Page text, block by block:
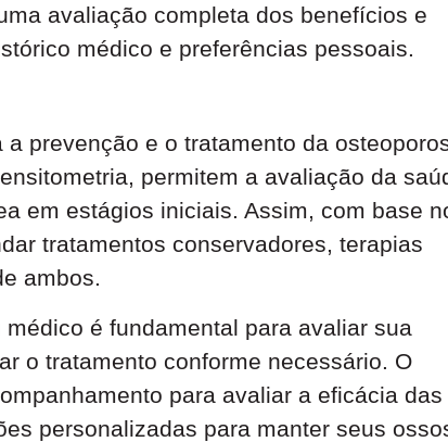
avaliação completa dos benefícios e
médico e preferências pessoais.
prevenção e o tratamento da
permitem a avaliação da
em estágios iniciais. Assim, com base
tratamentos conservadores, terapias
ambos.
é fundamental para avaliar sua
o tratamento conforme necessário. O
para avaliar a eficácia das
personalizadas para manter seus